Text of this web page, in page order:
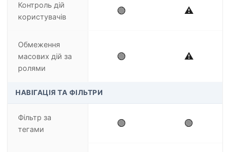
Контроль дій
користувачів
🟢 ⚠️
Обмеження
масових дій за
ролями
🟢 ⚠️
НАВІГАЦІЯ ТА ФІЛЬТРИ
Фільтр за
тегами
🟢 🟢